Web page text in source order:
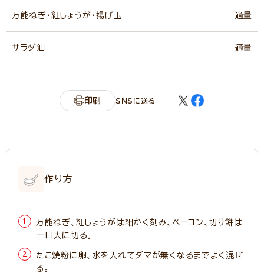
万能ねぎ・紅しょうが・揚げ玉 適量
サラダ油 適量
印刷 SNSに送る
作り方
万能ねぎ、紅しょうがは細かく刻み、ベーコン、切り餅は
一口大に切る。
たこ焼粉に卵、水を入れてダマが無くなるまでよく混ぜ
る。